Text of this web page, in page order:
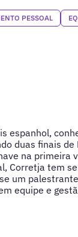
PESSOAL
espanhol,
duas finais
na primeira
Corretja tem
um
equipe e